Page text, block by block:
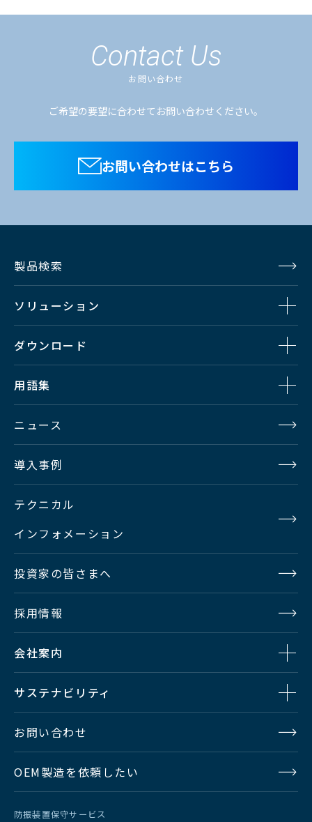
Contact Us
お問い合わせ
ご希望の要望に合わせてお問い合わせください。
お問い合わせはこちら
製品検索
ソリューション
ダウンロード
用語集
ニュース
導入事例
テクニカル
インフォメーション
投資家の皆さまへ
採用情報
会社案内
サステナビリティ
お問い合わせ
OEM製造を依頼したい
防振装置保守サービス